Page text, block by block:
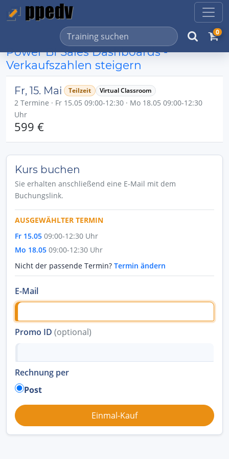
0
Power BI Sales Dashboards -
Verkaufszahlen steigern
Fr, 15. Mai Teilzeit Virtual Classroom
2 Termine · Fr 15.05 09:00-12:30 · Mo 18.05 09:00-12:30
Uhr
599 €
Kurs buchen
Sie erhalten anschließend eine E-Mail mit dem
Buchungslink.
AUSGEWÄHLTER TERMIN
Fr 15.05 09:00-12:30 Uhr
Mo 18.05 09:00-12:30 Uhr
Nicht der passende Termin? Termin ändern
E-Mail
Promo ID (optional)
Rechnung per
Post